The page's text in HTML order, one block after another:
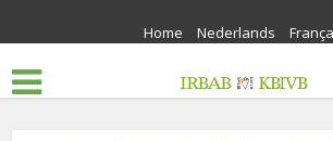
Home Nederlands